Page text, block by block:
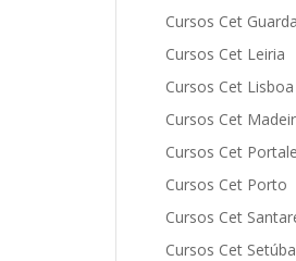
Cursos Cet Guarda
Cursos Cet Leiria
Cursos Cet Lisboa
Cursos Cet
Cursos Cet
Cursos Cet Porto
Cursos Cet
Cursos Cet